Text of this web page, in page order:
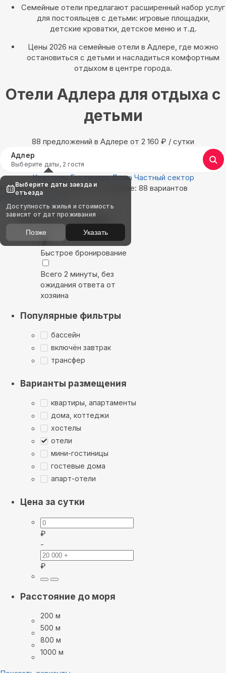
Семейные отели предлагают расширенный набор услуг
для постояльцев с детьми: игровые площадки,
детские кроватки, детское меню и т.д.
Цены 2026 на семейные отели в Адлере, где можно
остановиться с детьми и насладиться комфортным
отдыхом в центре города.
Отели Адлера для отдыха с
детьми
88 предложений в Адлере oт 2 160 ₽ / сутки
Адлер
Выберите даты, 2 гостя
Квартиры Гостиницы Дома Частный сектор
Найдём, где остановиться в Адлере: 88 вариантов
Показать на карте
Выбирайте лучшее
Быстрое бронирование
Всего 2 минуты, без
ожидания ответа от
хозяина
Популярные фильтры
бассейн
включён завтрак
трансфер
Варианты размещения
квартиры, апартаменты
дома, коттеджи
хостелы
отели
мини-гостиницы
гостевые дома
апарт-отели
Цена за сутки
₽
-
₽
Расстояние до моря
200 м
500 м
800 м
1000 м
Выберите даты заезда и
отъезда
Доступность жилья и стоимость
зависят от дат проживания
Позже Указать